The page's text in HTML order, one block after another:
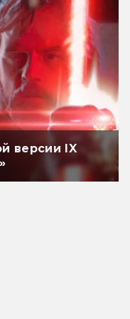
версии IX